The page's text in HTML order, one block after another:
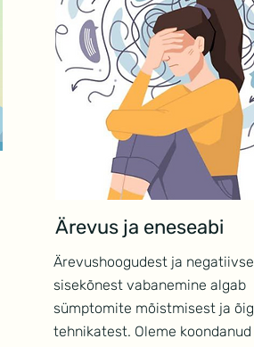
Ärevus ja eneseabi
Ärevushoogudest ja
sisekõnest vabanemine algab
sümptomite mõistmisest ja
tehnikatest. Oleme koondanud